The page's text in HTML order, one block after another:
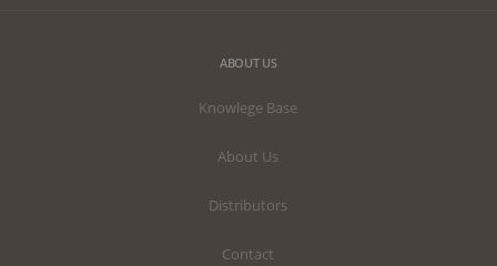
ABOUT US
Knowlege Base
About Us
Distributors
Contact